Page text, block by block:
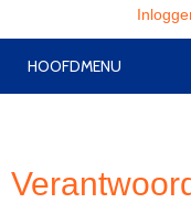
HOOFDMENU